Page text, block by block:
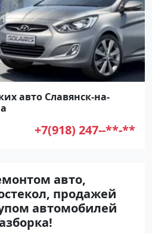
авто Славянск-на-
+7(918) 247--**-**
авто,
продажей
автомобилей